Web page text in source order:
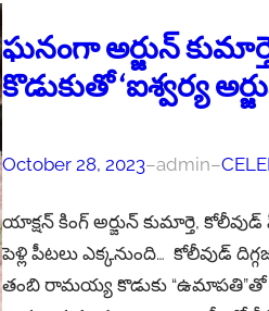
ఘనంగా అర్జున్
కొడుకుతో ‘ఐశ్వర్య
October 28, 2023–admin–
యాక్షన్ కింగ్ అర్జున్ కుమార్తె,
పెళ్లి పీటలు ఎక్కనుంది… కోలీవుడ్
తంబి రామయ్య కొడుకు “ఉమాపతి”తో